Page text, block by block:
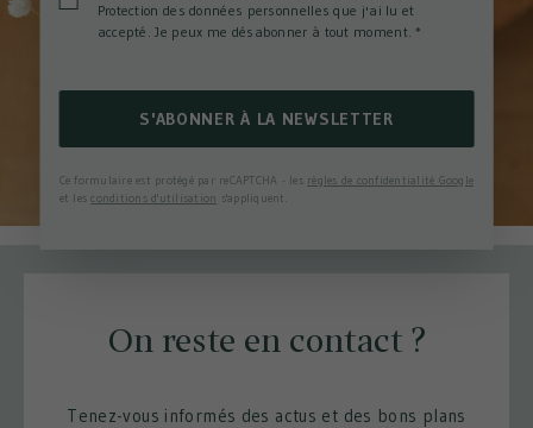
On reste en contact ?
Tenez-vous informés des actus et des bons plans
Protection des données personnelles que j'ai lu et
accepté. Je peux me désabonner à tout moment.*
S'ABONNER À LA NEWSLETTER
Ce formulaire est protégé par reCAPTCHA - les règles de confidentialité Google
et lesconditions d'utilisation s'appliquent.